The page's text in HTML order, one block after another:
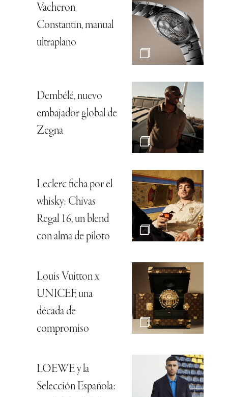
Vacheron
Constantin, manual
ultraplano
Dembélé, nuevo
embajador global de
Zegna
Leclerc ficha por el
whisky: Chivas
Regal 16, un blend
con alma de piloto
Louis Vuitton x
UNICEF, una
década de
compromiso
LOEWE y la
Selección Española: